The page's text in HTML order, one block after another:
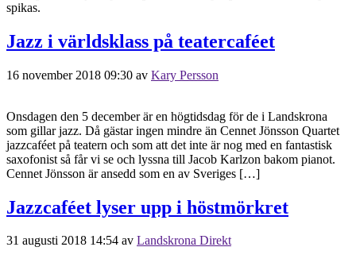
spikas.
Jazz i världsklass på teatercaféet
16 november 2018 09:30 av Kary Persson
Onsdagen den 5 december är en högtidsdag för de i Landskrona
som gillar jazz. Då gästar ingen mindre än Cennet Jönsson Quartet
jazzcaféet på teatern och som att det inte är nog med en fantastisk
saxofonist så får vi se och lyssna till Jacob Karlzon bakom pianot.
Cennet Jönsson är ansedd som en av Sveriges […]
Jazzcaféet lyser upp i höstmörkret
31 augusti 2018 14:54 av Landskrona Direkt